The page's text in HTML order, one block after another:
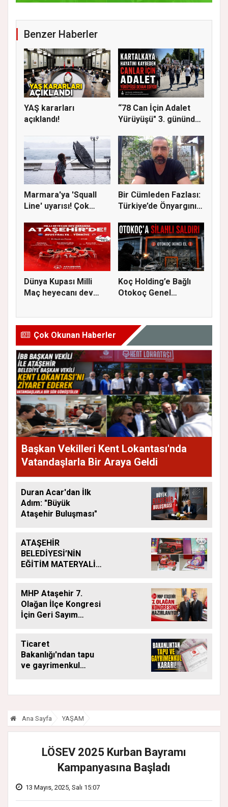
Benzer Haberler
YAŞ kararları
açıklandı!
“78 Can İçin Adalet
Yürüyüşü" 3. gününde
Marmara'ya 'Squall
Line' uyarısı! Çok
Bir Cümleden Fazlası:
Türkiye’de Önyargının
Dünya Kupası Milli
Maç heyecanı dev
Koç Holding’e Bağlı
Otokoç Genel
Çok Okunan Haberler
Başkan Vekilleri Kent Lokantası'nda
Vatandaşlarla Bir Araya Geldi
Duran Acar'dan İlk
Adım: "Büyük
Ataşehir Buluşması"
ATAŞEHİR
BELEDİYESİ’NİN
EĞİTİM MATERYALİ
SÜRÜYOR
MHP Ataşehir 7.
Olağan İlçe Kongresi
İçin Geri Sayım
Ticaret
Bakanlığı'ndan tapu
ve gayrimenkul
yapamayacak
Ana Sayfa YAŞAM
LÖSEV 2025 Kurban Bayramı
Kampanyasına Başladı
13 Mayıs, 2025, Salı 15:07